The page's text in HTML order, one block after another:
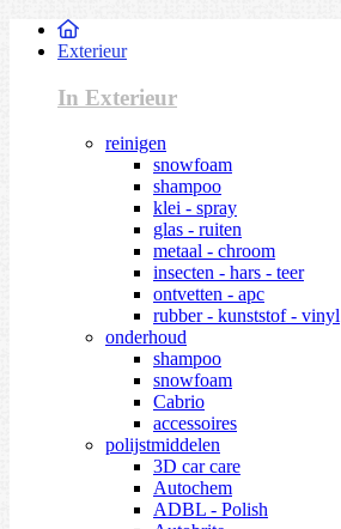
Exterieur
In Exterieur
reinigen
snowfoam
shampoo
klei - spray
glas - ruiten
metaal - chroom
insecten - hars - teer
ontvetten - apc
rubber - kunststof - vinyl
onderhoud
shampoo
snowfoam
Cabrio
accessoires
polijstmiddelen
3D car care
Autochem
ADBL - Polish